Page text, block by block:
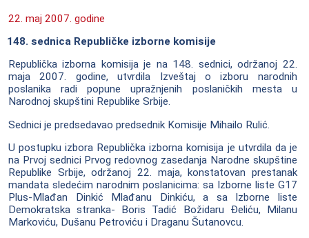
22. maj 2007. godine
148. sednica Republičke izborne komisije
Republička izborna komisija je na 148. sednici, održanoj 22.
maja 2007. godine, utvrdila Izveštaj o izboru narodnih
poslanika radi popune upražnjenih poslaničkih mesta u
Narodnoj skupštini Republike Srbije.
Sednici je predsedavao predsednik Komisije Mihailo Rulić.
U postupku izbora Republička izborna komisija je utvrdila da je
na Prvoj sednici Prvog redovnog zasedanja Narodne skupštine
Republike Srbije, održanoj 22. maja, konstatovan prestanak
mandata sledećim narodnim poslanicima: sa Izborne liste G17
Plus-Mlađan Dinkić Mlađanu Dinkiću, a sa Izborne liste
Demokratska stranka- Boris Tadić Božidaru Đeliću, Milanu
Markoviću, Dušanu Petroviću i Draganu Šutanovcu.